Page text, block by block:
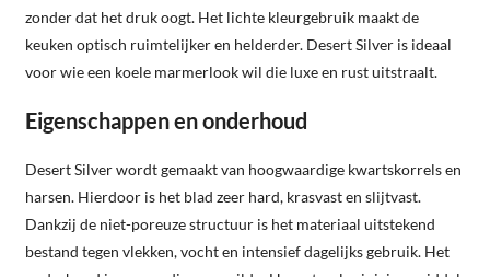
zonder dat het druk oogt. Het lichte kleurgebruik maakt de
keuken optisch ruimtelijker en helderder. Desert Silver is ideaal
voor wie een koele marmerlook wil die luxe en rust uitstraalt.
Eigenschappen en onderhoud
Desert Silver wordt gemaakt van hoogwaardige kwartskorrels en
harsen. Hierdoor is het blad zeer hard, krasvast en slijtvast.
Dankzij de niet-poreuze structuur is het materiaal uitstekend
bestand tegen vlekken, vocht en intensief dagelijks gebruik. Het